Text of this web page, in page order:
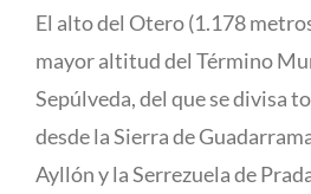
El alto del Otero (1.178
mayor altitud del Término
Sepúlveda, del que se divisa
desde la Sierra de
Ayllón y la Serrezuela de